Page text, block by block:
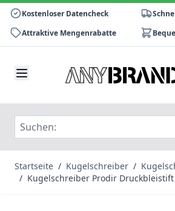
Kostenloser Datencheck
Attraktive Mengenrabatte
Startseite / Kugelschreiber /
/ Kugelschreiber Prodir Druckbleistift